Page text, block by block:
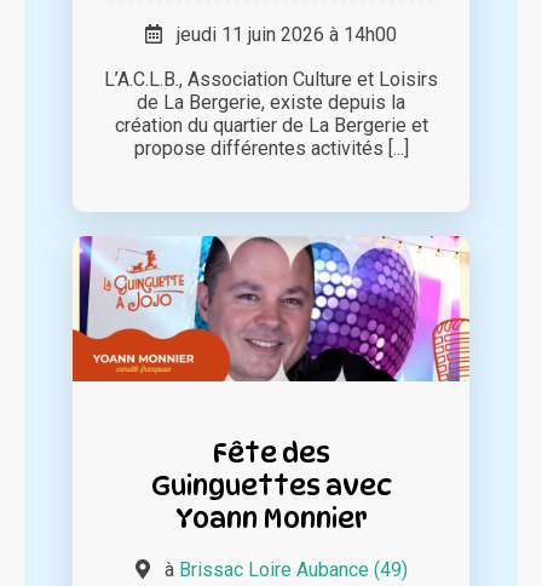
jeudi 11 juin 2026 à 14h00
L’A.C.L.B., Association Culture et Loisirs
de La Bergerie, existe depuis la
création du quartier de La Bergerie et
propose différentes activités [...]
Fête des
Guinguettes avec
Yoann Monnier
à Brissac Loire Aubance (49)